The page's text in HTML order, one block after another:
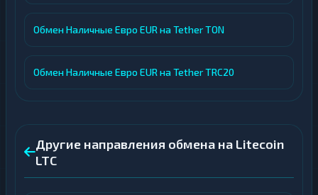
Обмен Наличные Евро EUR на Tether TON
Обмен Наличные Евро EUR на Tether TRC20
Другие направления обмена на Litecoin
LTC